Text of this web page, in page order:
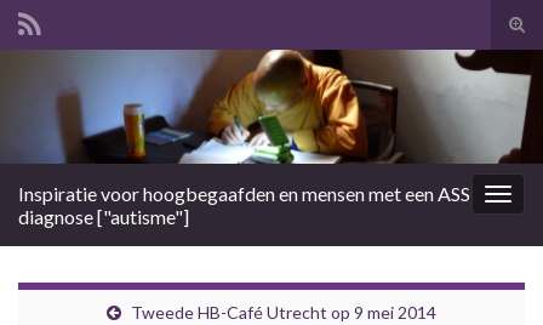
Search for:
Inspiratie voor hoogbegaafden en mensen met een ASS
diagnose ["autisme"]
Tweede HB-Café Utrecht op 9 mei 2014